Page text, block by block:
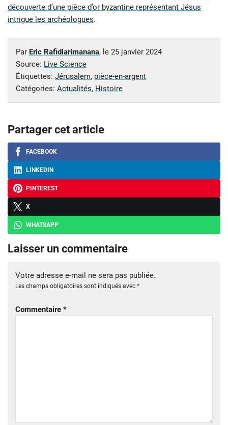
découverte d’une pièce d’or byzantine représentant Jésus
intrigue les archéologues.
Par Eric Rafidiarimanana, le 25 janvier 2024
Source: Live Science
Étiquettes: Jérusalem, pièce-en-argent
Catégories: Actualités, Histoire
Partager cet article
FACEBOOK
LINKEDIN
PINTEREST
X
WHATSAPP
Laisser un commentaire
Votre adresse e-mail ne sera pas publiée.
Les champs obligatoires sont indiqués avec *
Commentaire *